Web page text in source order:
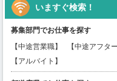
いますぐ検索！
募集部門でお仕事を探す
【中途営業職】
【中途アフタ
【アルバイト】